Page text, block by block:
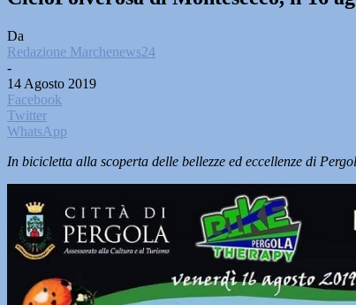
Da
Redazione Marchenews24
-
14 Agosto 2019
Facebook
Twitter
WhatsApp
In bicicletta alla scoperta delle bellezze ed eccellenze di